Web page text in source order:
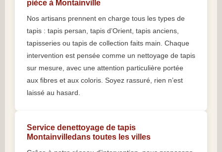
pièce à Montainville
Nos artisans prennent en charge tous les types de
tapis : tapis persan, tapis d’Orient, tapis anciens,
tapisseries ou tapis de collection faits main. Chaque
intervention est pensée comme un nettoyage de tapis
sur mesure, avec une attention particulière portée
aux fibres et aux coloris. Soyez rassuré, rien n’est
laissé au hasard.
Service denettoyage de tapis
Montainvilledans toutes les villes